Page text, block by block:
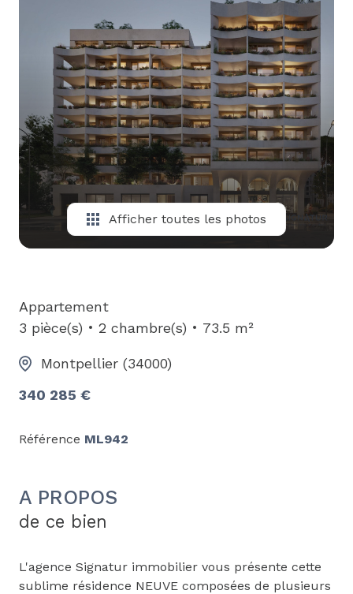
Afficher toutes les photos
Appartement
3 pièce(s)
2 chambre(s) 73.5 m²
Montpellier (34000)
340 285 €
Référence ML942
A PROPOS
de ce bien
L'agence Signatur immobilier vous présente cette
sublime résidence NEUVE composées de plusieurs